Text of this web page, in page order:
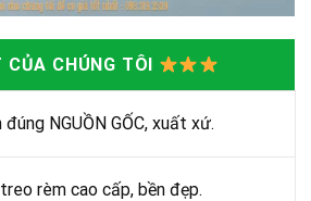
CỦA CHÚNG TÔI
NGUỒN GỐC, xuất xứ.
rèm cao cấp, bền đẹp.